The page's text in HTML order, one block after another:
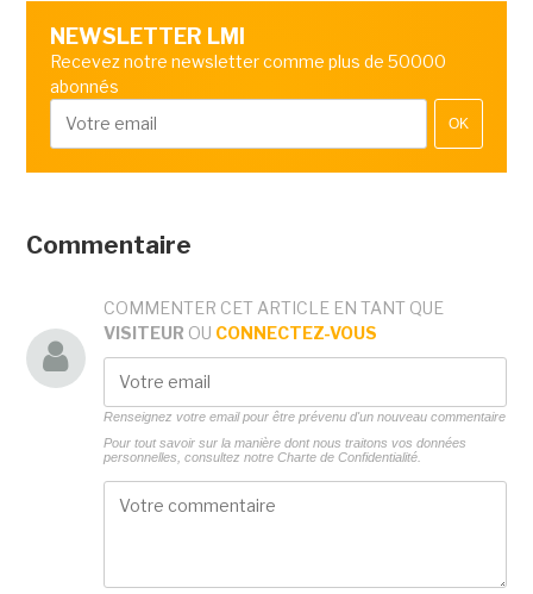
NEWSLETTER LMI
Recevez notre newsletter comme plus de 50000
abonnés
OK
Commentaire
COMMENTER CET ARTICLE EN TANT QUE
VISITEUR OU CONNECTEZ-VOUS
Renseignez votre email pour être prévenu d'un nouveau commentaire
Pour tout savoir sur la manière dont nous traitons vos données
personnelles, consultez notre Charte de Confidentialité.